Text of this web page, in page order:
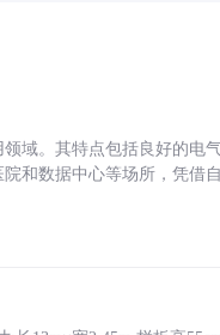
域。其特点包括良好的电
和数据中心等场所，凭借